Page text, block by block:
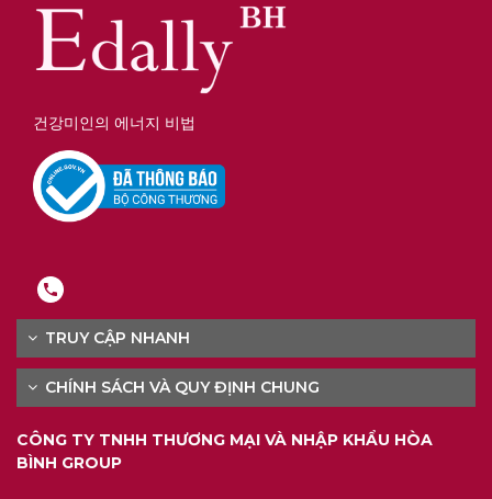
건강미인의 에너지 비법
TRUY CẬP NHANH
CHÍNH SÁCH VÀ QUY ĐỊNH CHUNG
CÔNG TY TNHH THƯƠNG MẠI VÀ NHẬP KHẨU HÒA
BÌNH GROUP